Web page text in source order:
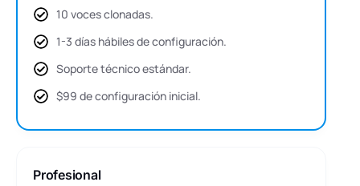
10 voces clonadas.
1-3 días hábiles de configuración.
Soporte técnico estándar.
$99 de configuración inicial.
Profesional